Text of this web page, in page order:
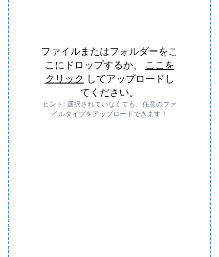
ファイルまたはフォルダーをこ
こにドロップするか、 ここを
クリック してアップロードし
てください。
ヒント: 選択されていなくても、任意のファ
イルタイプをアップロードできます！